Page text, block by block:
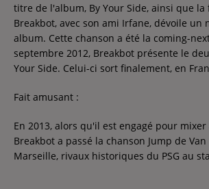
Fréquences
titre de l'album, By Your Side, ainsi que
Breakbot, avec son ami Irfane, dévoile
album. Cette chanson a été la coming-
septembre 2012, Breakbot présente le
Your Side. Celui-ci sort finalement, en
Fait amusant :
En 2013, alors qu'il est engagé pour
Breakbot a passé la chanson Jump de
Marseille, rivaux historiques du PSG au